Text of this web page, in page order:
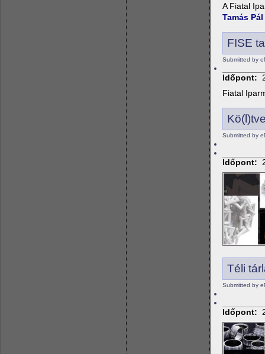
A Fiatal
Tamás Pál
FISE
Submitted by
Időpont:
Fiatal
Submitted by
Időpont:
Téli
Submitted by
Időpont: